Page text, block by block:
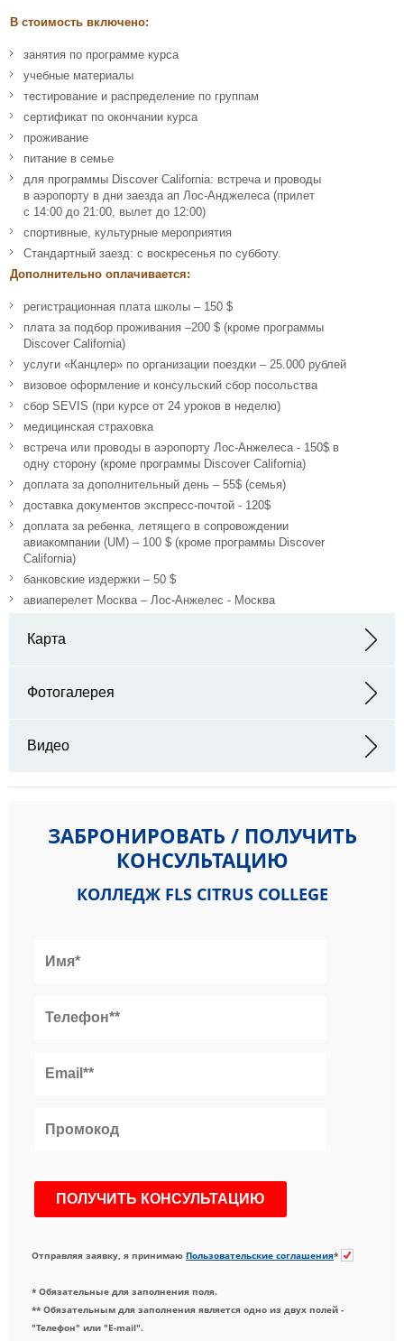
В стоимость включено:
занятия по программе курса
учебные материалы
тестирование и распределение по группам
сертификат по окончании курса
проживание
питание в семье
для программы Discover California: встреча и проводы
в аэропорту в дни заезда ап Лос-Анджелеса (прилет
с 14:00 до 21:00, вылет до 12:00)
спортивные, культурные мероприятия
Стандартный заезд: с воскресенья по субботу.
Дополнительно оплачивается:
регистрационная плата школы – 150 $
плата за подбор проживания –200 $ (кроме программы
Discover California)
услуги «Канцлер» по организации поездки – 25.000 рублей
визовое оформление и консульский сбор посольства
сбор SEVIS (при курсе от 24 уроков в неделю)
медицинская страховка
встреча или проводы в аэропорту Лос-Анжелеса - 150$ в
одну сторону (кроме программы Discover California)
доплата за дополнительный день – 55$ (семья)
доставка документов экспресс-почтой - 120$
доплата за ребенка, летящего в сопровождении
авиакомпании (UM) – 100 $ (кроме программы Discover
California)
банковские издержки – 50 $
авиаперелет Москва – Лос-Анжелес - Москва
Карта
States
Фотогалерея
Видео
ЗАБРОНИРОВАТЬ / ПОЛУЧИТЬ
КОНСУЛЬТАЦИЮ
КОЛЛЕДЖ FLS CITRUS COLLEGE
Отправляя заявку, я принимаю Пользовательские соглашения*
* Обязательные для заполнения поля.
** Обязательным для заполнения является одно из двух полей -
"Телефон" или "E-mail".